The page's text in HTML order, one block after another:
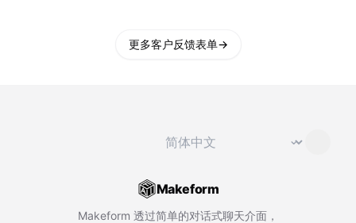
更多客户反馈表单→
切换语言 ⌄
Makeform
Makeform 透过简单的对话式聊天介面，